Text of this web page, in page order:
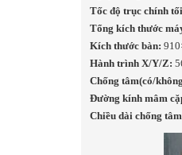
Tốc độ trục chính
Tổng kích thước
Kích thước bàn:
Hành trình X/Y/Z:
Chống tâm(có/
Đường kính mâm
Chiều dài chống